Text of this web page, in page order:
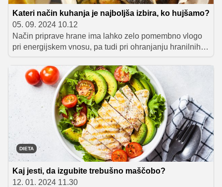
Kateri način kuhanja je najboljša izbira, ko hujšamo?
05. 09. 2024 10.12
Način priprave hrane ima lahko zelo pomembno vlogo
pri energijskem vnosu, pa tudi pri ohranjanju hranilnih
lastnosti živil, ki jih zaužijemo, zato v primeru, da se
trudimo izgubiti kakšen kilogram, ni nepomembno, ali
živila kuhamo v vodi, na sopari ali v pečici? Morda vas
bo presenetilo, katera metoda velja za najbolj zdravo.
DIETA
Kaj jesti, da izgubite trebušno maščobo?
12. 01. 2024 11.30